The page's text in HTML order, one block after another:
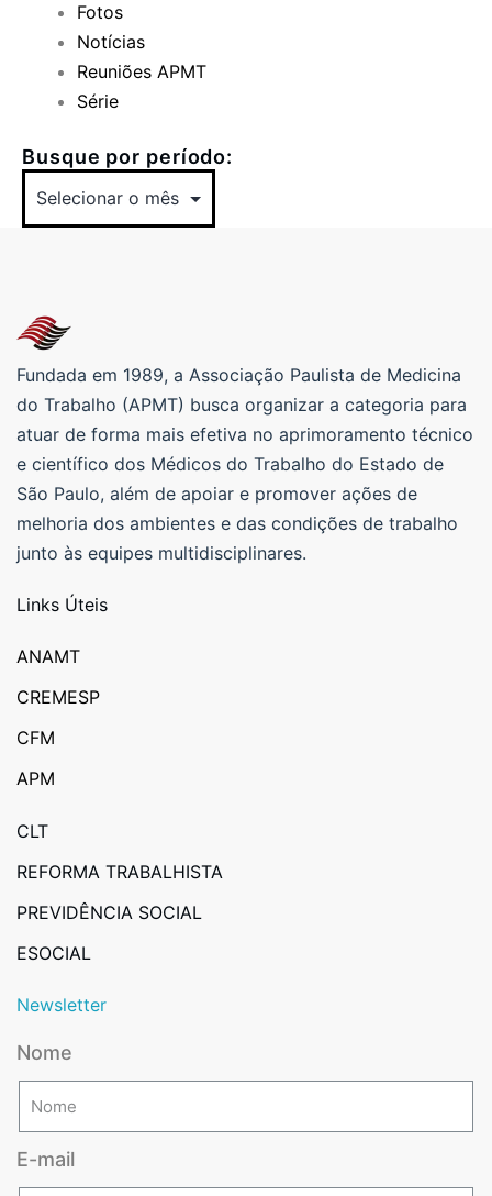
Fotos
Notícias
Reuniões APMT
Série
Busque por período:
Fundada em 1989, a Associação Paulista de Medicina
do Trabalho (APMT) busca organizar a categoria para
atuar de forma mais efetiva no aprimoramento técnico
e científico dos Médicos do Trabalho do Estado de
São Paulo, além de apoiar e promover ações de
melhoria dos ambientes e das condições de trabalho
junto às equipes multidisciplinares.
Links Úteis
ANAMT
CREMESP
CFM
APM
CLT
REFORMA TRABALHISTA
PREVIDÊNCIA SOCIAL
ESOCIAL
Newsletter
Nome
E-mail